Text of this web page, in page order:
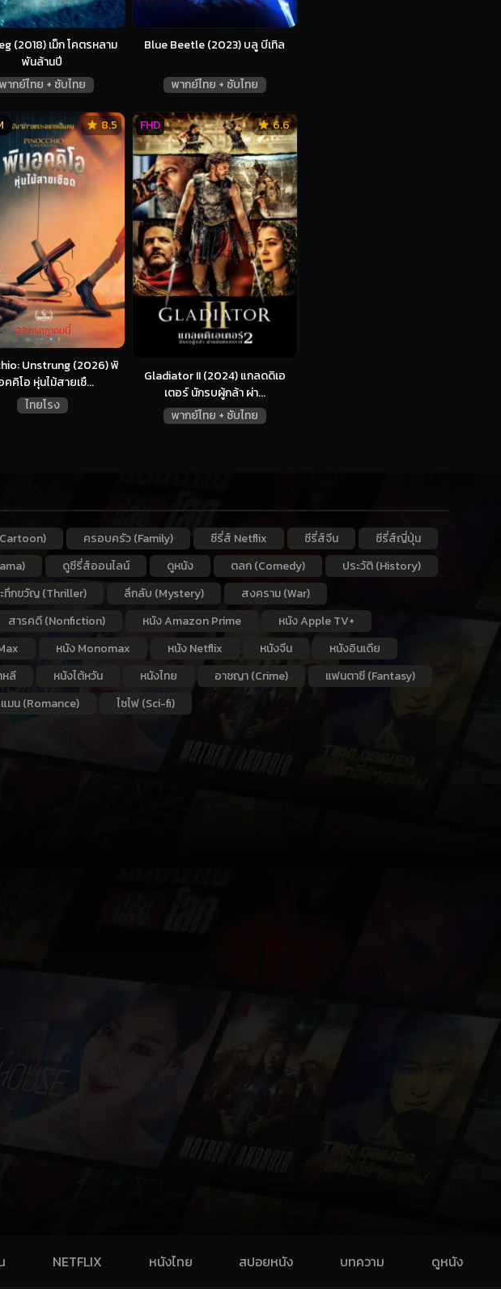
(2018) เม็ก โคตรหลาม
พันล้านปี
พากย์ไทย + ซับไทย
Blue Beetle (2023) บลู บีเทิล
พากย์ไทย + ซับไทย
Unstrung (2026) พิ
คคิโอ หุ่นไม้สายเชื...
ไทยโรง
8.5
Gladiator II (2024) แกลดดิเอ
เตอร์ นักรบผู้กล้า ผ่า...
พากย์ไทย + ซับไทย
6.6
FHD
ครอบครัว (Family) ซีรี่ส์ Netflix ซีรี่ส์จีน
ซีรี่ส์ญี่ปุ่น
ดูซีรี่ส์ออนไลน์ ดูหนัง ตลก (Comedy)
ประวัติ (History)
ทึกขวัญ (Thriller) ลึกลับ (Mystery)
สงคราม (War)
สารคดี (Nonfiction) หนัง Amazon Prime
หนัง Apple TV+
หนัง Monomax หนัง Netflix หนังจีน
หนังอินเดีย
หลี หนังไต้หวัน หนังไทย อาชญา (Crime)
แฟนตาซี (Fantasy)
แมน (Romance) ไซไฟ (Sci-fi)
NETFLIX หนังไทย สปอยหนัง บทความ ดูหนัง